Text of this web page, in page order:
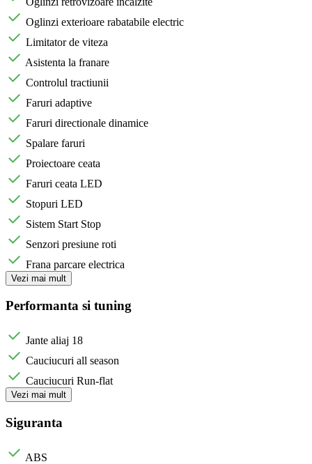
Oglinzi exterioare rabatabile electric
Limitator de viteza
Asistenta la franare
Controlul tractiunii
Faruri adaptive
Faruri directionale dinamice
Spalare faruri
Proiectoare ceata
Faruri ceata LED
Stopuri LED
Sistem Start Stop
Senzori presiune roti
Frana parcare electrica
Vezi mai mult
Performanta si tuning
Jante aliaj 18
Cauciucuri all season
Cauciucuri Run-flat
Vezi mai mult
Siguranta
ABS